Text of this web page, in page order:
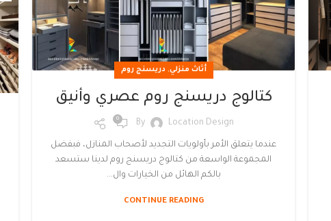
أثاث منزلي, دريسنج روم
كتالوج دريسنج روم عصري وأنيق
By Location Design
0
عندما يتعلق الأمر بأولويات التجديد لأصحاب المنازل، فبفضل
المجموعة الواسعة من كتالوج دريسنج روم لدينا ستسعد
بالكم الهائل من الخيارات وال...
CONTINUE READING